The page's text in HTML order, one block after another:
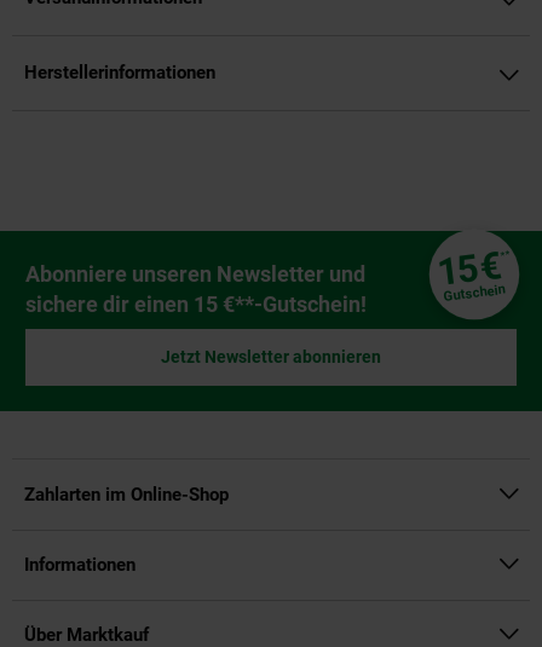
Herstellerinformationen
Newsletter Anmeldung
Abonniere unseren Newsletter und
sichere dir einen 15 €**-Gutschein!
15€**
Gutschein
Jetzt Newsletter abonnieren
Zahlarten im Online-Shop
Informationen
Über Marktkauf